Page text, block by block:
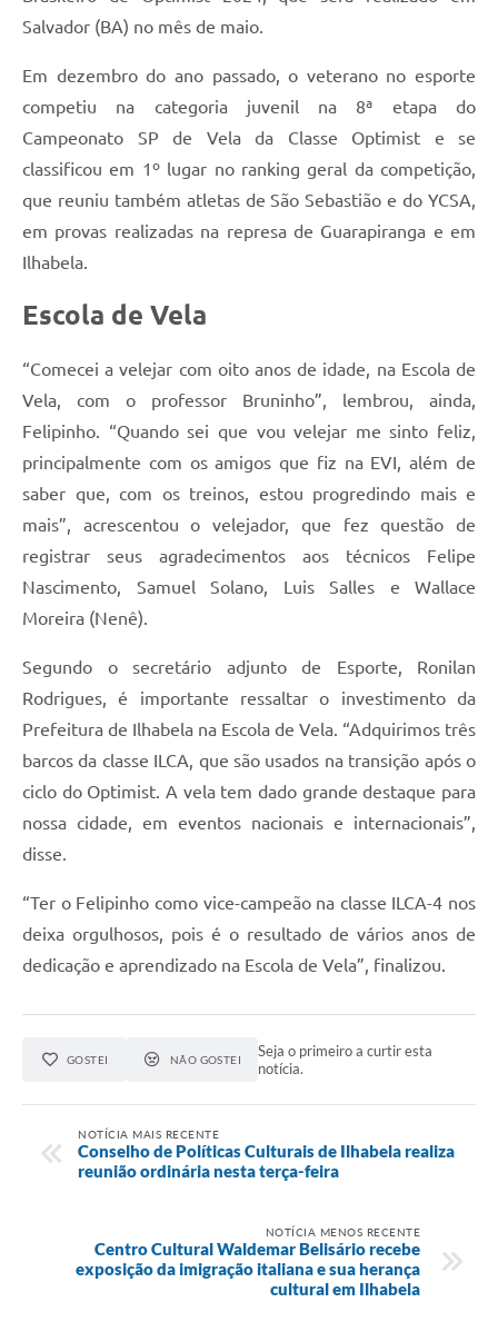
Salvador (BA) no mês de maio.
Em dezembro do ano passado, o veterano no esporte
competiu na categoria juvenil na 8ª etapa do
Campeonato SP de Vela da Classe Optimist e se
classificou em 1º lugar no ranking geral da competição,
que reuniu também atletas de São Sebastião e do YCSA,
em provas realizadas na represa de Guarapiranga e em
Ilhabela.
Escola de Vela
“Comecei a velejar com oito anos de idade, na Escola de
Vela, com o professor Bruninho”, lembrou, ainda,
Felipinho. “Quando sei que vou velejar me sinto feliz,
principalmente com os amigos que fiz na EVI, além de
saber que, com os treinos, estou progredindo mais e
mais”, acrescentou o velejador, que fez questão de
registrar seus agradecimentos aos técnicos Felipe
Nascimento, Samuel Solano, Luis Salles e Wallace
Moreira (Nenê).
Segundo o secretário adjunto de Esporte, Ronilan
Rodrigues, é importante ressaltar o investimento da
Prefeitura de Ilhabela na Escola de Vela. “Adquirimos três
barcos da classe ILCA, que são usados na transição após o
ciclo do Optimist. A vela tem dado grande destaque para
nossa cidade, em eventos nacionais e internacionais”,
disse.
“Ter o Felipinho como vice-campeão na classe ILCA-4 nos
deixa orgulhosos, pois é o resultado de vários anos de
dedicação e aprendizado na Escola de Vela”, finalizou.
GOSTEI NÃO GOSTEI
Seja o primeiro a curtir esta
notícia.
NOTÍCIA MAIS RECENTE
Conselho de Políticas Culturais de Ilhabela realiza
reunião ordinária nesta terça-feira
NOTÍCIA MENOS RECENTE
Centro Cultural Waldemar Belisário recebe
exposição da imigração italiana e sua herança
cultural em Ilhabela